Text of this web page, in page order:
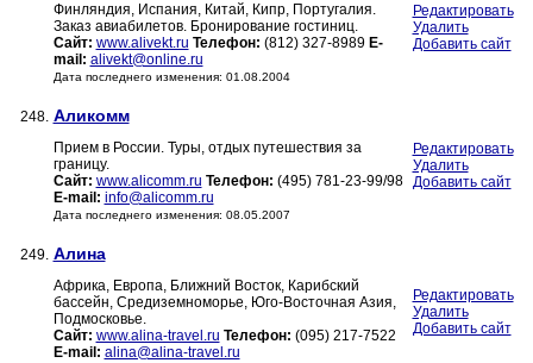
Финляндия, Испания, Китай, Кипр, Португалия.
Заказ авиабилетов. Бронирование гостиниц.
Сайт: www.alivekt.ru Телефон: (812) 327-8989 E-
mail: alivekt@online.ru
Дата последнего изменения: 01.08.2004
Редактировать
Удалить
Добавить сайт
248. Аликомм
Прием в России. Туры, отдых путешествия за
границу.
Сайт: www.alicomm.ru Телефон: (495) 781-23-99/98
E-mail: info@alicomm.ru
Дата последнего изменения: 08.05.2007
Редактировать
Удалить
Добавить сайт
249. Алина
Африка, Европа, Ближний Восток, Карибский
бассейн, Средиземноморье, Юго-Восточная Азия,
Подмосковье.
Сайт: www.alina-travel.ru Телефон: (095) 217-7522
E-mail: alina@alina-travel.ru
Редактировать
Удалить
Добавить сайт